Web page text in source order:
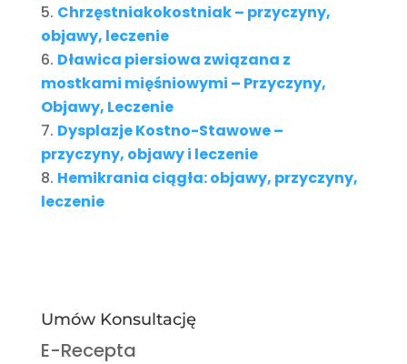
Chrzęstniakokostniak – przyczyny,
objawy, leczenie
Dławica piersiowa związana z
mostkami mięśniowymi – Przyczyny,
Objawy, Leczenie
Dysplazje Kostno-Stawowe –
przyczyny, objawy i leczenie
Hemikrania ciągła: objawy, przyczyny,
leczenie
Umów Konsultację
E-Recepta